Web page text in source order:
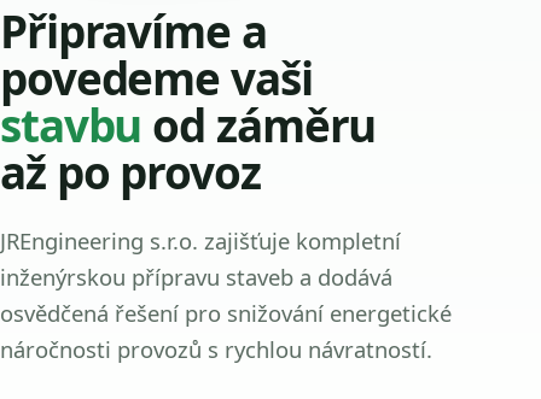
Připravíme a
povedeme vaši
stavbu od záměru
až po provoz
JREngineering s.r.o. zajišťuje kompletní
inženýrskou přípravu staveb a dodává
osvědčená řešení pro snižování energetické
náročnosti provozů s rychlou návratností.